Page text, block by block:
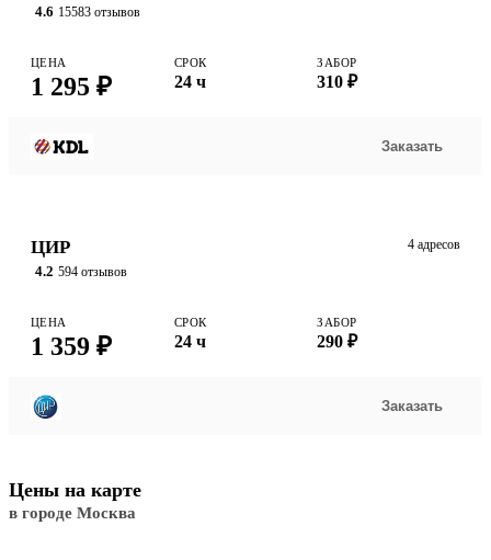
4.6 15583 отзывов
ЦЕНА
1 295 ₽
СРОК
24 ч
ЗАБОР
310 ₽
Заказать
ЦИР
4.2 594 отзывов
4 адресов
ЦЕНА
1 359 ₽
СРОК
24 ч
ЗАБОР
290 ₽
Заказать
Цены на карте
в городе Москва